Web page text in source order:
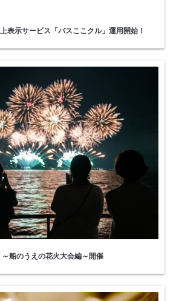
表示サービス「バスここクル」運用開始！
船のうえの花火大会編～開催